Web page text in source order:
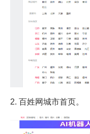
2. 百姓网城市首页。